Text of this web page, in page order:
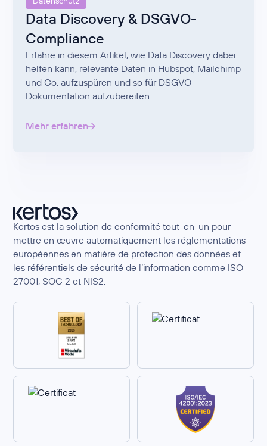
Data Discovery & DSGVO-
Compliance
Erfahre in diesem Artikel, wie Data Discovery dabei
helfen kann, relevante Daten in Hubspot, Mailchimp
und Co. aufzuspüren und so für DSGVO-
Dokumentation aufzubereiten.
Mehr erfahren
Kertos est la solution de conformité tout-en-un pour
mettre en œuvre automatiquement les réglementations
européennes en matière de protection des données et
les référentiels de sécurité de l’information comme ISO
27001, SOC 2 et NIS2.